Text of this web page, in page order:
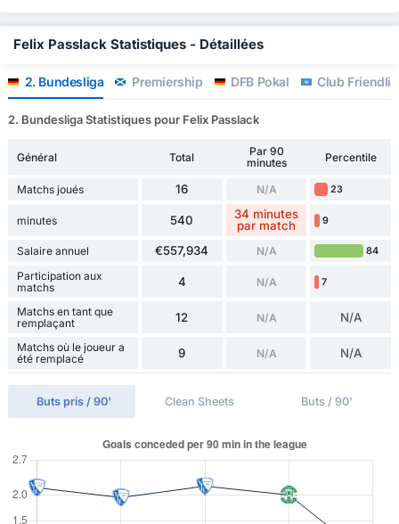
Felix Passlack Statistiques - Détaillées
2. Bundesliga Premiership DFB Pokal Club
2. Bundesliga Statistiques pour Felix Passlack
Général Total
Par 90
minutes
Percentile
Matchs joués 16 N/A 23
minutes 540
34 minutes
par match
9
Salaire annuel €557,934 N/A 84
Participation aux
matchs
4 N/A 7
Matchs en tant que
remplaçant
12 N/A N/A
Matchs où le joueur a
été remplacé
9 N/A N/A
Buts pris / 90' Clean Sheets Buts / 90'